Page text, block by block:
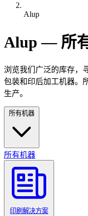
Alup
Alup — 所
浏览我们广泛的库存，
包装和印后加工机器。
生产。
所有机器
所有机器
印刷解决方案